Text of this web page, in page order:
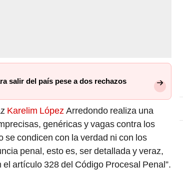
salir del país pese a dos rechazos
Karelim LópezArredondo realiza una
genéricas y vagas contra los
se condicen con la verdad ni con los
penal, esto es, ser detallada y veraz,
artículo 328 del Código Procesal Penal”.